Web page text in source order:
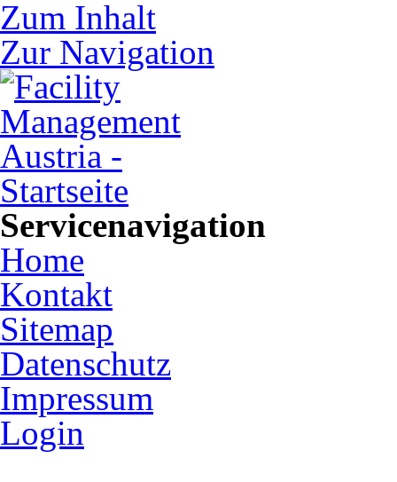
Zum Inhalt
Zur Navigation
Servicenavigation
Home
Kontakt
Sitemap
Datenschutz
Impressum
Login